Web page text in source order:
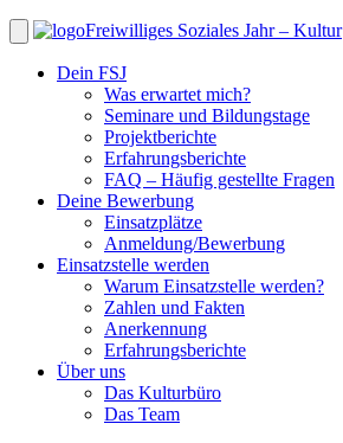
Freiwilliges Soziales Jahr – Kultur
Dein FSJ
Was erwartet mich?
Seminare und Bildungstage
Projektberichte
Erfahrungsberichte
FAQ – Häufig gestellte Fragen
Deine Bewerbung
Einsatzplätze
Anmeldung/Bewerbung
Einsatzstelle werden
Warum Einsatzstelle werden?
Zahlen und Fakten
Anerkennung
Erfahrungsberichte
Über uns
Das Kulturbüro
Das Team